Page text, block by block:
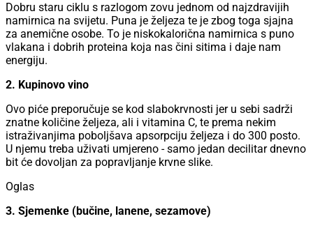
Dobru staru ciklu s razlogom zovu jednom od najzdravijih
namirnica na svijetu. Puna je željeza te je zbog toga sjajna
za anemične osobe. To je niskokalorična namirnica s puno
vlakana i dobrih proteina koja nas čini sitima i daje nam
energiju.
2. Kupinovo vino
Ovo piće preporučuje se kod slabokrvnosti jer u sebi sadrži
znatne količine željeza, ali i vitamina C, te prema nekim
istraživanjima poboljšava apsorpciju željeza i do 300 posto.
U njemu treba uživati umjereno - samo jedan decilitar dnevno
bit će dovoljan za popravljanje krvne slike.
Oglas
3. Sjemenke (bučine, lanene, sezamove)